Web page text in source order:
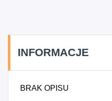
INFORMACJE
BRAK OPISU